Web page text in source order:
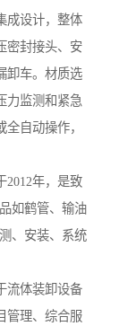
成设计，整体
密封接头、安
卸车。材质选
力监测和紧急
自动操作，
2012年，是致
如鹤管、输油
、安装、系统
流体装卸设备
管理、综合服